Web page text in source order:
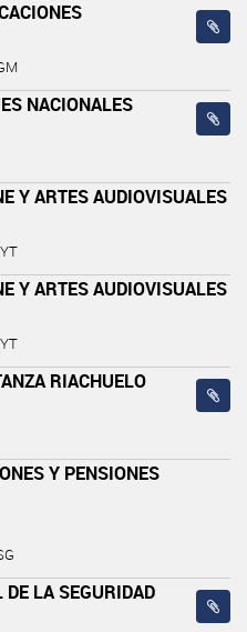
NACIONALES
Y ARTES AUDIOVISUALES
Y ARTES AUDIOVISUALES
RIACHUELO
Y PENSIONES
LA SEGURIDAD